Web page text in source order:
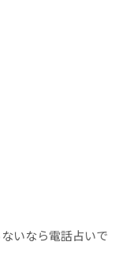
いなら電話占いで